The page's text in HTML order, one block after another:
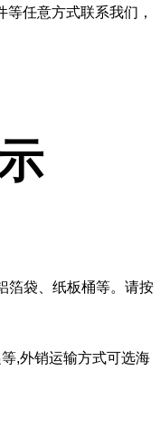
任意方式联系我们，
箔袋、纸板桶等。请按
,外销运输方式可选海